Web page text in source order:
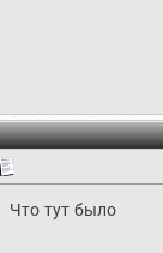
Что тут было